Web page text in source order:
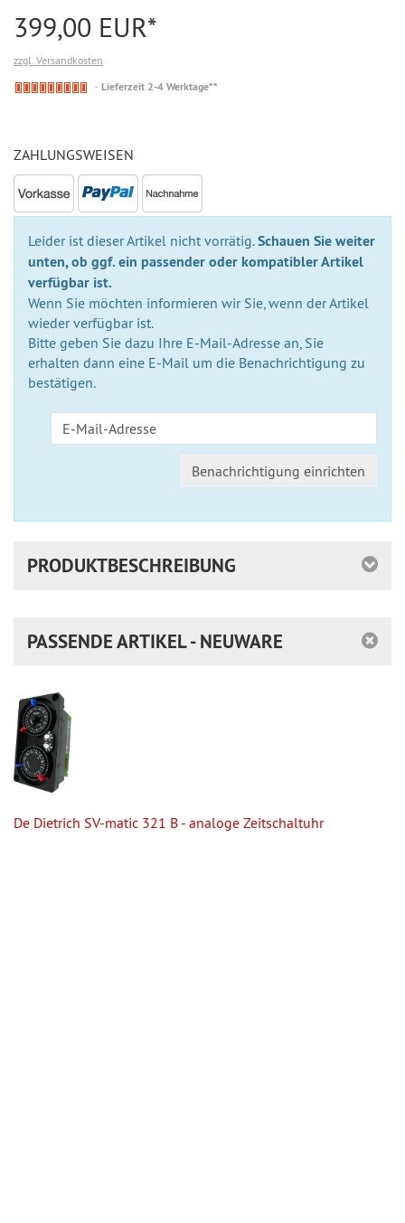
399,00 EUR*
zzgl. Versandkosten
Nicht
Lieferzeit 2-4 Werktage**
ZAHLUNGSWEISEN
Leider ist dieser Artikel nicht vorrätig.Schauen Sie weiter
unten, ob ggf. ein passender oder kompatibler Artikel
verfügbar ist.
Wenn Sie möchten informieren wir Sie, wenn der Artikel
wieder verfügbar ist.
Bitte geben Sie dazu Ihre E-Mail-Adresse an, Sie
erhalten dann eine E-Mail um die Benachrichtigung zu
bestätigen.
Benachrichtigung einrichten
PRODUKTBESCHREIBUNG
PASSENDE ARTIKEL - NEUWARE
De Dietrich SV-matic 321 B - analoge Zeitschaltuhr